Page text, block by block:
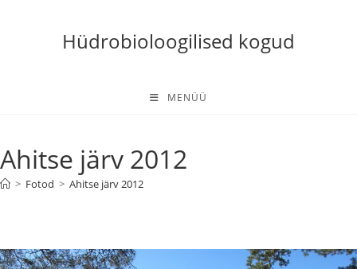
Hüdrobioloogilised kogud
MENÜÜ
Ahitse järv 2012
> Fotod > Ahitse järv 2012